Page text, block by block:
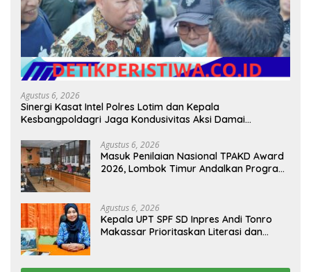
Agustus 6, 2026
Sinergi Kasat Intel Polres Lotim dan Kepala
Kesbangpoldagri Jaga Kondusivitas Aksi Damai
Agustus 6, 2026
Masuk Penilaian Nasional TPAKD Award
2026, Lombok Timur Andalkan Program
Agustus 6, 2026
Kepala UPT SPF SD Inpres Andi Tonro
Makassar Prioritaskan Literasi dan